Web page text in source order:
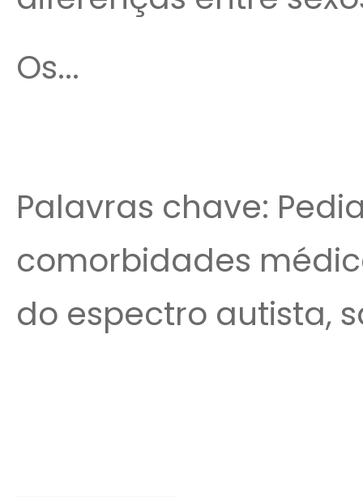
Os...
Palavras chave:
comorbidades
do espectro autista,